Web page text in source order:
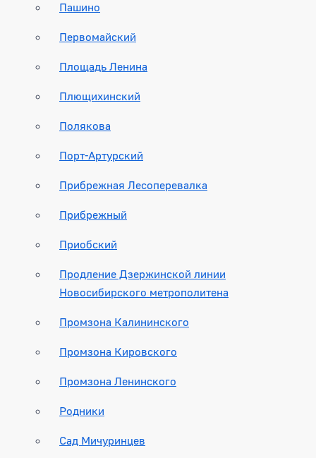
Пашино
Первомайский
Площадь Ленина
Плющихинский
Полякова
Порт-Артурский
Прибрежная Лесоперевалка
Прибрежный
Приобский
Продление Дзержинской линии
Новосибирского метрополитена
Промзона Калининского
Промзона Кировского
Промзона Ленинского
Родники
Сад Мичуринцев